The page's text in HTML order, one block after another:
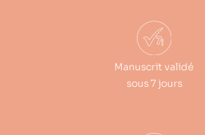
Manuscrit validé
sous 7 jours